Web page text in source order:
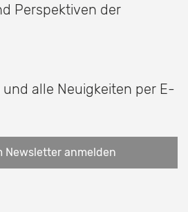
Perspektiven der
alle Neuigkeiten per E-
Newsletter anmelden